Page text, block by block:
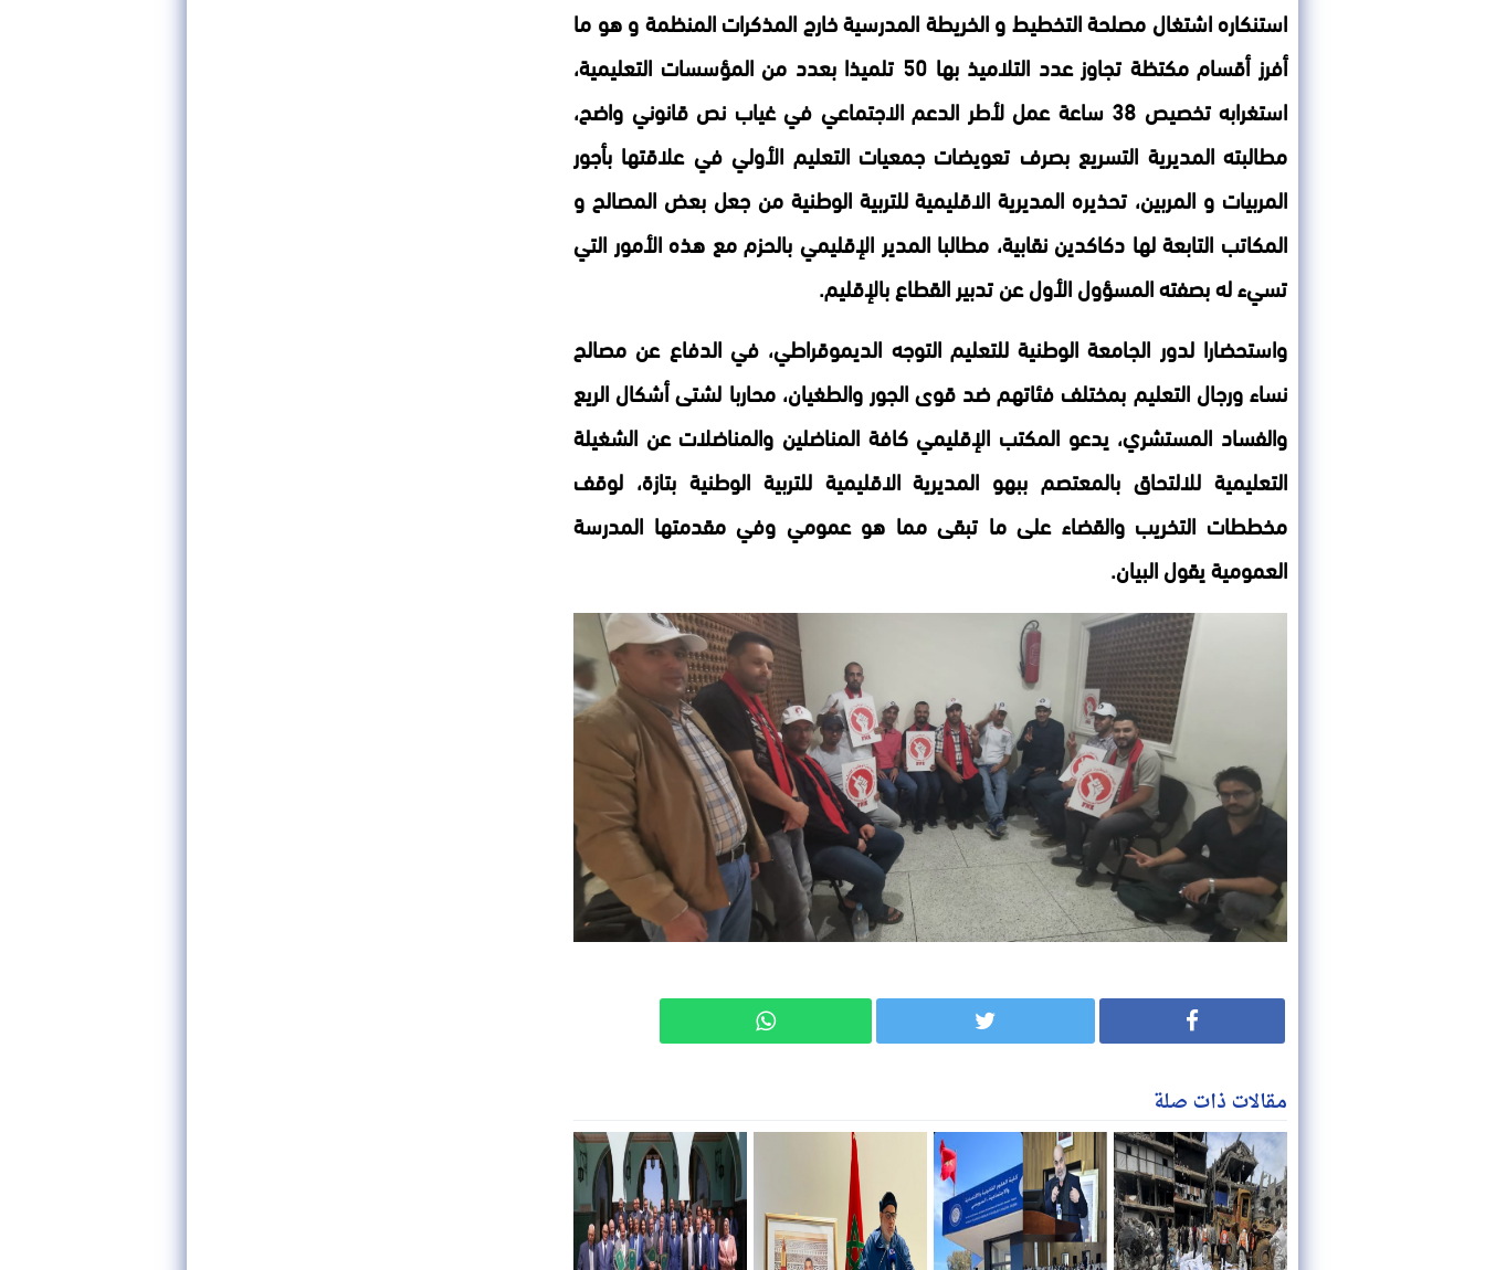
استنكاره اشتغال مصلحة التخطيط و الخريطة المدرسية خارج المذكرات المنظمة و هو ما
أفرز أقسام مكتظة تجاوز عدد التلاميذ بها 50 تلميذا بعدد من المؤسسات التعليمية،
استغرابه تخصيص 38 ساعة عمل لأطر الدعم الاجتماعي في غياب نص قانوني واضح،
مطالبته المديرية التسريع بصرف تعويضات جمعيات التعليم الأولي في علاقتها بأجور
المربيات و المربين، تحذيره المديرية الاقليمية للتربية الوطنية من جعل بعض المصالح و
المكاتب التابعة لها دكاكدين نقابية، مطالبا المدير الإقليمي بالحزم مع هذه الأمور التي
تسيء له بصفته المسؤول الأول عن تدبير القطاع بالإقليم.
واستحضارا لدور الجامعة الوطنية للتعليم التوجه الديموقراطي، في الدفاع عن مصالح
نساء ورجال التعليم بمختلف فئاتهم ضد قوى الجور والطغيان، محاربا لشتى أشكال الريع
والفساد المستشري، يدعو المكتب الإقليمي كافة المناضلين والمناضلات عن الشغيلة
التعليمية للالتحاق بالمعتصم ببهو المديرية الاقليمية للتربية الوطنية بتازة، لوقف
مخططات التخريب والقضاء على ما تبقى مما هو عمومي وفي مقدمتها المدرسة
العمومية يقول البيان.
مقالات ذات صلة